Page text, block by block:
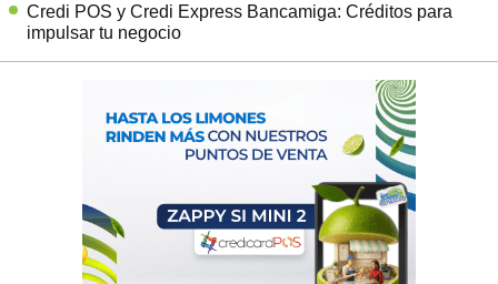
Credi POS y Credi Express Bancamiga: Créditos para
impulsar tu negocio